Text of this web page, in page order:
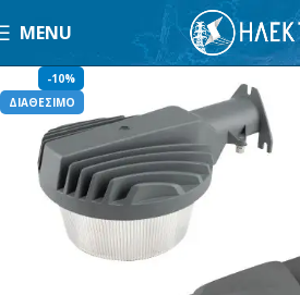
MENU
-10%
ΔΙΑΘΕΣΙΜΟ